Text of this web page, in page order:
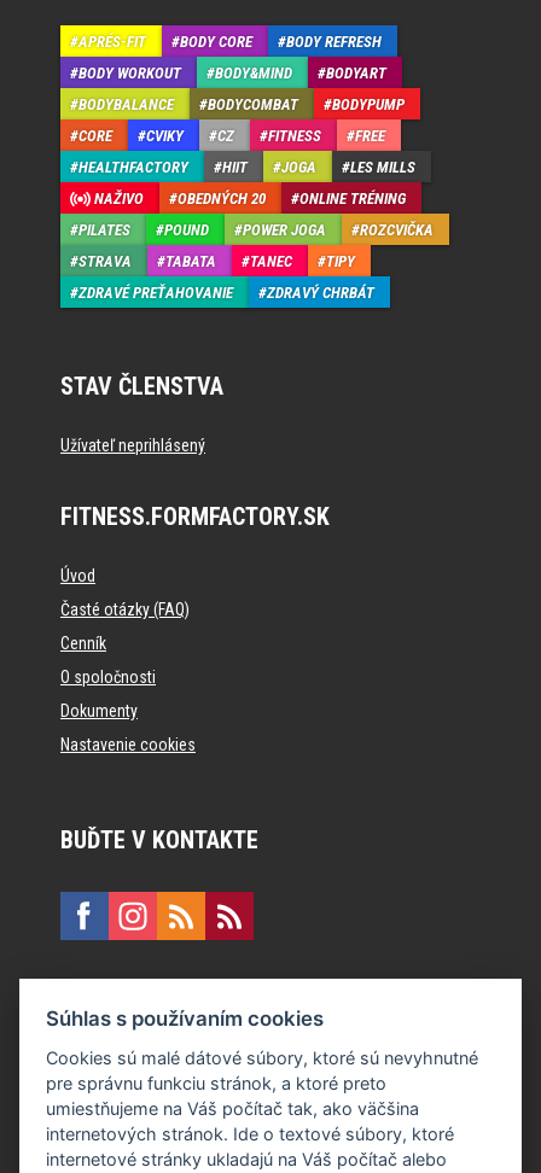
APRÉS-FIT BODY CORE
BODY REFRESH
BODY WORKOUT
BODY&MIND
BODYART
BODYBALANCE
BODYCOMBAT
BODYPUMP
CORE
CVIKY CZ FITNESS
FREE
HEALTHFACTORY
HIIT JOGA
LES MILLS
NAŽIVO
OBEDNÝCH 20
ONLINE TRÉNING
PILATES
POUND POWER JOGA
ROZCVIČKA
STRAVA
TABATA TANEC
TIPY
ZDRAVÉ PREŤAHOVANIE
ZDRAVÝ CHRBÁT
STAV ČLENSTVA
Užívateľ neprihlásený
FITNESS.FORMFACTORY.SK
Úvod
Časté otázky (FAQ)
Cenník
O spoločnosti
Dokumenty
Nastavenie cookies
BUĎTE V KONTAKTE
E:recepcia@formfactory.sk
Form Factory Slovakia s.r.o., Ružová dolina 480/6, 821 08
Bratislava
Súhlas s používaním cookies
Cookies sú malé dátové súbory, ktoré sú nevyhnutné
pre správnu funkciu stránok, a ktoré preto
umiestňujeme na Váš počítač tak, ako väčšina
internetových stránok. Ide o textové súbory, ktoré
internetové stránky ukladajú na Váš počítač alebo